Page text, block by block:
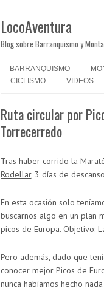
LocoAventura
Blog sobre Barranquismo y
Menú
BARRANQUISMO
CICLISMO
VIDEOS
Ruta circular por
Torrecerredo
Tras haber corrido la
Rodellar, 3 días de
En esta ocasión solo
buscarnos algo en un plan
picos de Europa. Objetivo:
Pero además, dado que
conocer mejor Picos de
nunca habíamos hecho